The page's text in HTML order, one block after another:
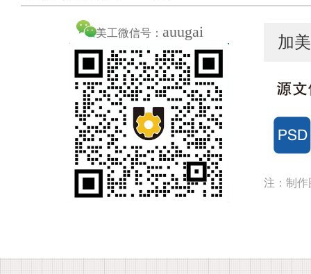
美工微信号： auugai
加
注：制作